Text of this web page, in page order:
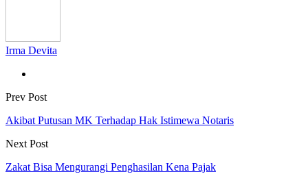
Irma Devita
Prev Post
Akibat Putusan MK Terhadap Hak Istimewa Notaris
Next Post
Zakat Bisa Mengurangi Penghasilan Kena Pajak